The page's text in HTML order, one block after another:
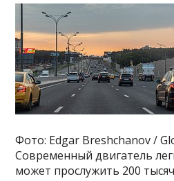
Фото: Edgar Breshchanov /
Современный двигатель
может прослужить 200